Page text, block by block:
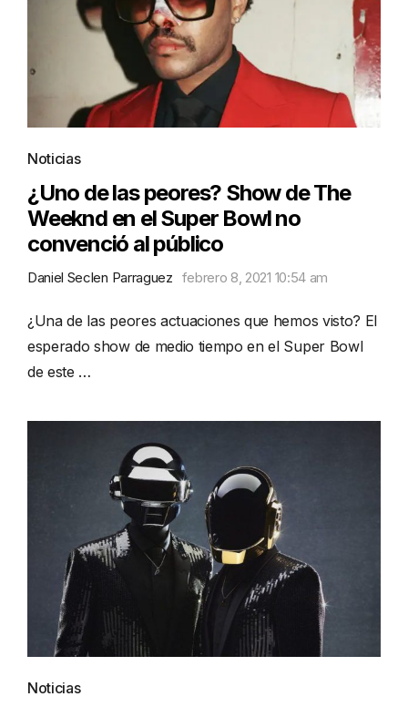
Noticias
¿Uno de las peores? Show de The
Weeknd en el Super Bowl no
convenció al público
Daniel Seclen Parraguez febrero 8, 2021 10:54 am
¿Una de las peores actuaciones que hemos visto? El
esperado show de medio tiempo en el Super Bowl
de este …
Noticias